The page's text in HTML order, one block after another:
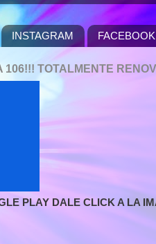
INSTAGRAM FACEBOOK
106!!! TOTALMENTE
PLAY DALE CLICK A LA